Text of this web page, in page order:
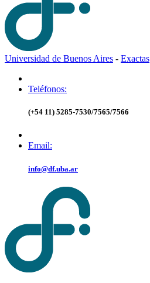
Universidad de Buenos Aires - Exactas
Teléfonos:
(+54 11) 5285-7530/7565/7566
Email:
info@df.uba.ar